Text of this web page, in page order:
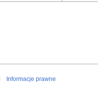
Informacje prawne